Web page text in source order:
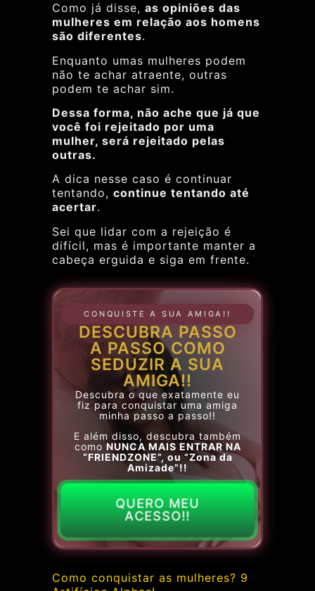
Como já disse, as opiniões das
mulheres em relação aos homens
são diferentes.
Enquanto umas mulheres podem
não te achar atraente, outras
podem te achar sim.
Dessa forma, não ache que já que
você foi rejeitado por uma
mulher, será rejeitado pelas
outras.
A dica nesse caso é continuar
tentando, continue tentando até
acertar.
Sei que lidar com a rejeição é
difícil, mas é importante manter a
cabeça erguida e siga em frente.
CONQUISTE A SUA AMIGA!!
DESCUBRA PASSO
A PASSO COMO
SEDUZIR A SUA
AMIGA!!
Descubra o que exatamente eu
fiz para conquistar uma amiga
minha passo a passo!!
E além disso, descubra também
como NUNCA MAIS ENTRAR NA
“FRIENDZONE”, ou “Zona da
Amizade”!!
QUERO MEU
ACESSO!!
Como conquistar as mulheres? 9